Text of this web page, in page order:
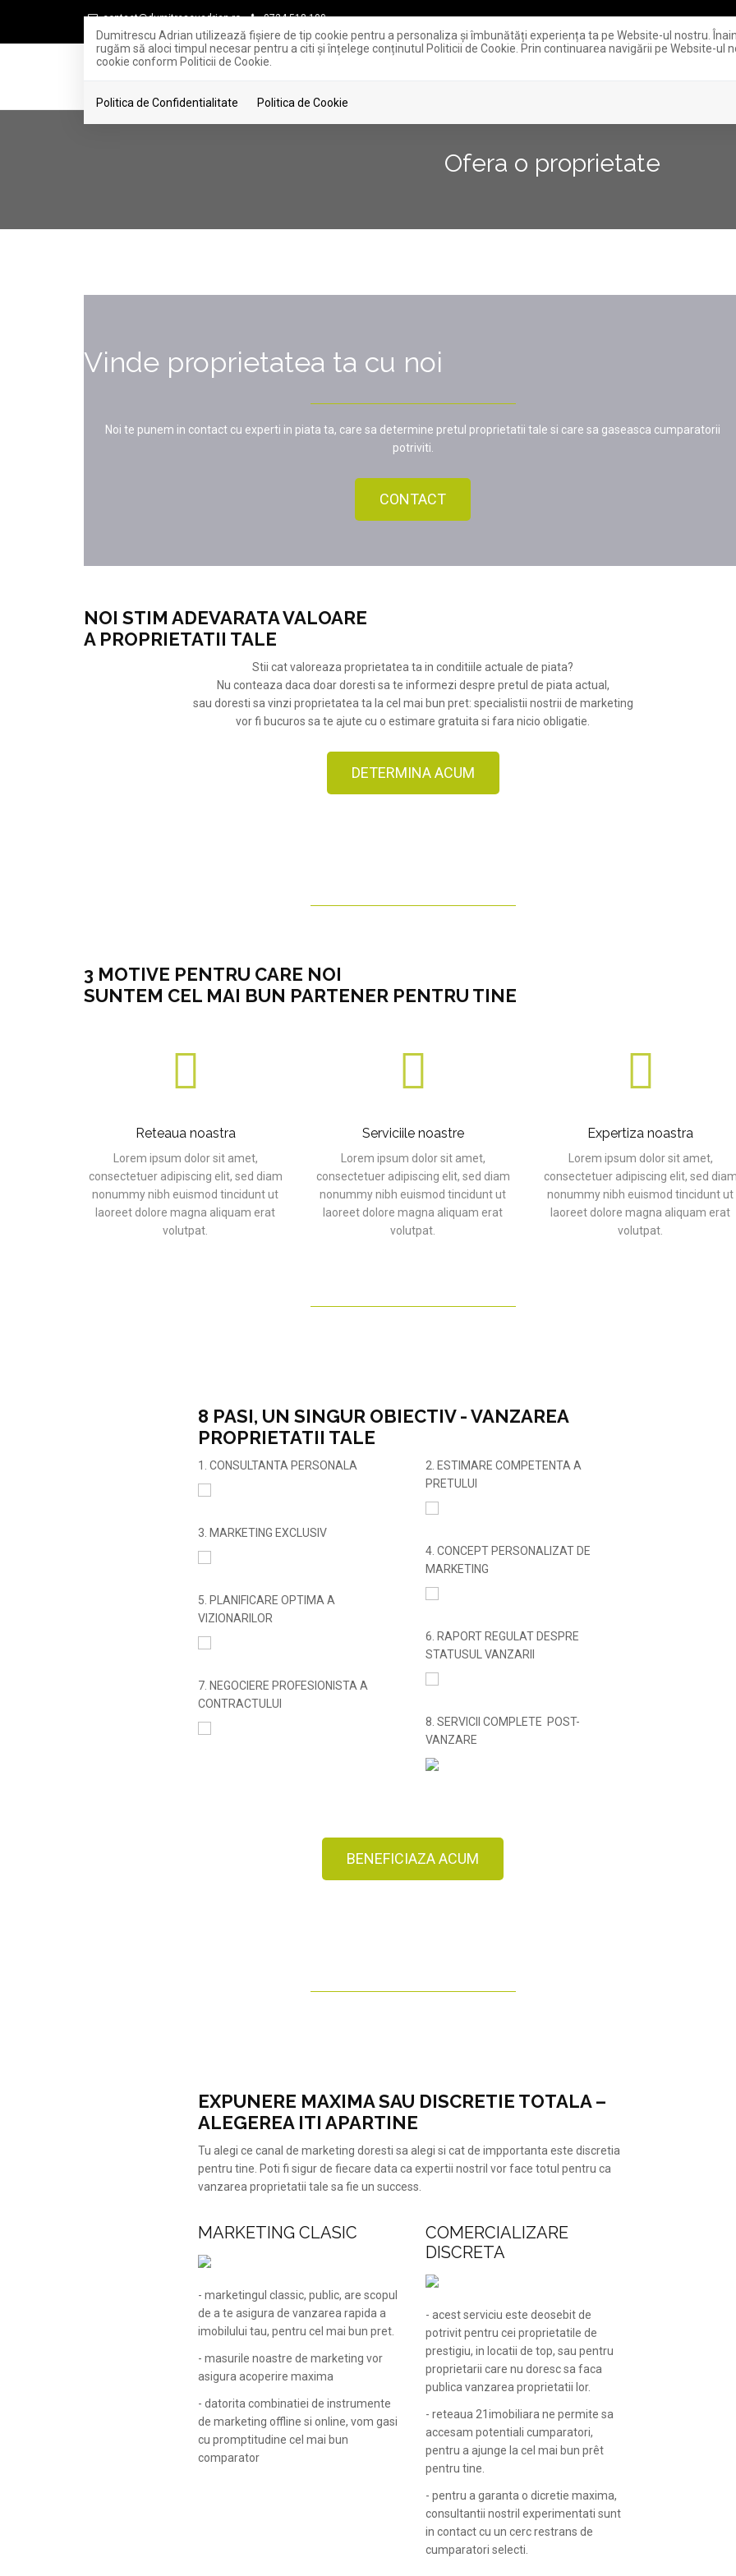
Dumitrescu Adrian utilizează fişiere de tip cookie pentru a personaliza și îmbunătăți experiența ta pe Website-ul nostru.
rugăm să aloci timpul necesar pentru a citi și înțelege conținutul Politicii de Cookie. Prin continuarea navigării pe Website-
cookie conform Politicii de Cookie.
Politica de Confidentialitate Politica de Cookie
contact@dumitrescuadrian.ro 0724.518.100
Ofera o proprietate
Vinde proprietatea ta cu noi
Noi te punem in contact cu experti in piata ta, care sa determine pretul proprietatii tale si care sa gaseasca cumparatorii
potriviti.
CONTACT
NOI STIM ADEVARATA VALOARE
A PROPRIETATII TALE
Stii cat valoreaza proprietatea ta in conditiile actuale de piata?
Nu conteaza daca doar doresti sa te informezi despre pretul de piata actual,
sau doresti sa vinzi proprietatea ta la cel mai bun pret: specialistii nostrii de marketing
vor fi bucuros sa te ajute cu o estimare gratuita si fara nicio obligatie.
DETERMINA ACUM
3 MOTIVE PENTRU CARE NOI
SUNTEM CEL MAI BUN PARTENER PENTRU TINE
Reteaua noastra
Lorem ipsum dolor sit amet,
consectetuer adipiscing elit, sed diam
nonummy nibh euismod tincidunt ut
laoreet dolore magna aliquam erat
volutpat.
Serviciile noastre
Lorem ipsum dolor sit amet,
consectetuer adipiscing elit, sed diam
nonummy nibh euismod tincidunt ut
laoreet dolore magna aliquam erat
volutpat.
Expertiza noastra
Lorem ipsum dolor sit amet,
consectetuer adipiscing elit, sed
nonummy nibh euismod tincidunt ut
laoreet dolore magna aliquam erat
volutpat.
8 PASI, UN SINGUR OBIECTIV - VANZAREA
PROPRIETATII TALE
1. CONSULTANTA PERSONALA
3. MARKETING EXCLUSIV
5. PLANIFICARE OPTIMA A
VIZIONARILOR
7. NEGOCIERE PROFESIONISTA A
CONTRACTULUI
2. ESTIMARE COMPETENTA A
PRETULUI
4. CONCEPT PERSONALIZAT DE
MARKETING
6. RAPORT REGULAT DESPRE
STATUSUL VANZARII
8. SERVICII COMPLETE POST-
VANZARE
BENEFICIAZA ACUM
EXPUNERE MAXIMA SAU DISCRETIE TOTALA –
ALEGEREA ITI APARTINE
Tu alegi ce canal de marketing doresti sa alegi si cat de impportanta este discretia
pentru tine. Poti fi sigur de fiecare data ca expertii nostril vor face totul pentru ca
vanzarea proprietatii tale sa fie un success.
MARKETING CLASIC
- marketingul classic, public, are scopul
de a te asigura de vanzarea rapida a
imobilului tau, pentru cel mai bun pret.
- masurile noastre de marketing vor
asigura acoperire maxima
- datorita combinatiei de instrumente
de marketing offline si online, vom gasi
cu promptitudine cel mai bun
comparator
COMERCIALIZARE
DISCRETA
- acest serviciu este deosebit de
potrivit pentru cei proprietatile de
prestigiu, in locatii de top, sau pentru
proprietarii care nu doresc sa faca
publica vanzarea proprietatii lor.
- reteaua 21imobiliara ne permite sa
accesam potentiali cumparatori,
pentru a ajunge la cel mai bun prêt
pentru tine.
- pentru a garanta o dicretie maxima,
consultantii nostril experimentati sunt
in contact cu un cerc restrans de
cumparatori selecti.